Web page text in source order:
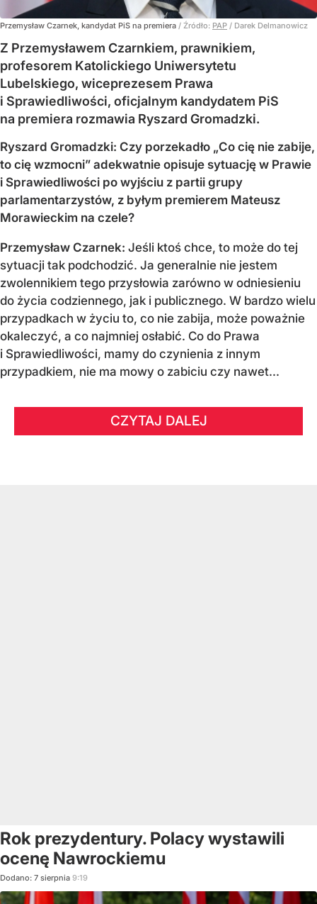
Przemysław Czarnek, kandydat PiS na premiera / Źródło: PAP / Darek Delmanowicz
Z Przemysławem Czarnkiem, prawnikiem,
profesorem Katolickiego Uniwersytetu
Lubelskiego, wiceprezesem Prawa
i Sprawiedliwości, oficjalnym kandydatem PiS
na premiera rozmawia Ryszard Gromadzki.
Ryszard Gromadzki: Czy porzekadło „Co cię nie zabije,
to cię wzmocni” adekwatnie opisuje sytuację w Prawie
i Sprawiedliwości po wyjściu z partii grupy
parlamentarzystów, z byłym premierem Mateusz
Morawieckim na czele?
Przemysław Czarnek: Jeśli ktoś chce, to może do tej
sytuacji tak podchodzić. Ja generalnie nie jestem
zwolennikiem tego przysłowia zarówno w odniesieniu
do życia codziennego, jak i publicznego. W bardzo wielu
przypadkach w życiu to, co nie zabija, może poważnie
okaleczyć, a co najmniej osłabić. Co do Prawa
i Sprawiedliwości, mamy do czynienia z innym
przypadkiem, nie ma mowy o zabiciu czy nawet...
CZYTAJ DALEJ
Rok prezydentury. Polacy wystawili
ocenę Nawrockiemu
Dodano: 7 sierpnia 9:19